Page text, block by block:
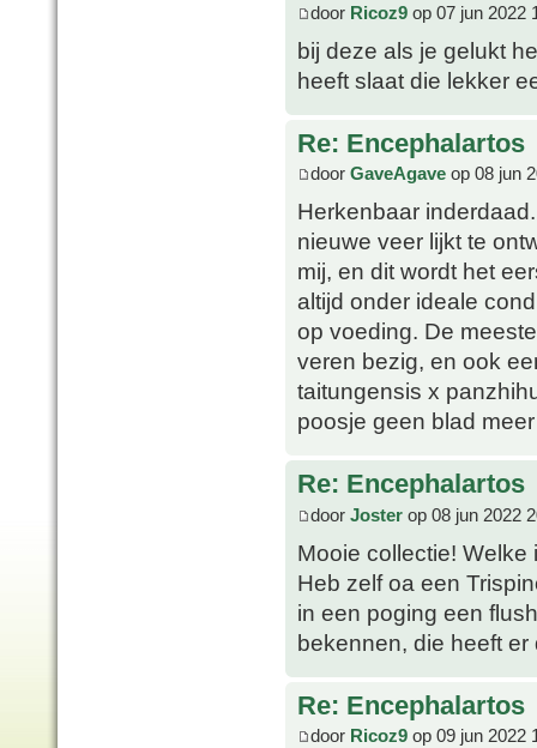
door Ricoz9 op 07 jun 2022
bij deze als je gelukt
heeft slaat die lekker
Re: Encephalartos
door GaveAgave op 08 jun
Herkenbaar
nieuwe veer lijkt te
mij, en dit wordt het
altijd onder ideale
op voeding. De
veren bezig, en ook
taitungensis x
poosje geen blad
Re: Encephalartos
door Joster op 08 jun 2022
Mooie collectie!
Heb zelf oa een
in een poging een
bekennen, die heeft
Re: Encephalartos
door Ricoz9 op 09 jun 2022